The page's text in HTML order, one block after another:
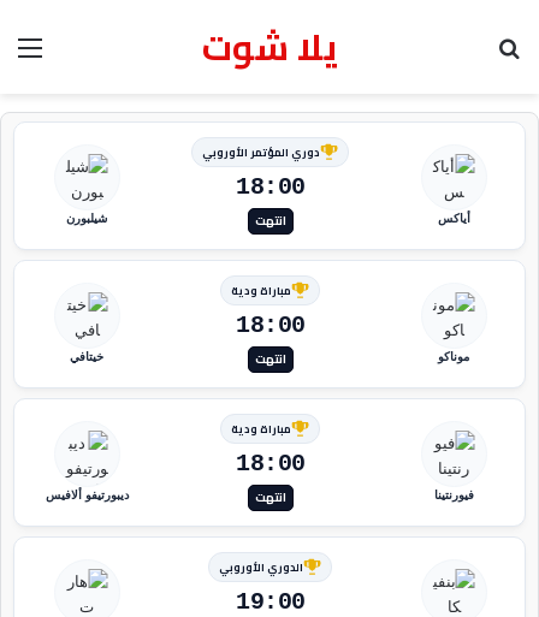
يلا شوت
أياكس
دوري المؤتمر الأوروبي
18:00
انتهت شيلبورن
موناكو
مباراة ودية
18:00
انتهت خيتافي
فيورنتينا
مباراة ودية
18:00
انتهت ديبورتيفو ألافيس
الدوري الأوروبي
19:00